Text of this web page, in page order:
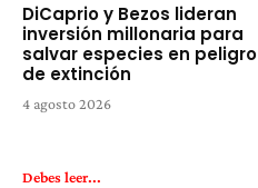
DiCaprio y Bezos lideran
inversión millonaria para
salvar especies en peligro
de extinción
4 agosto 2026
Debes leer...